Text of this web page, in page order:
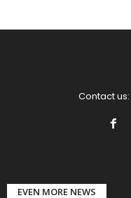
Contact us:
EVEN MORE NEWS